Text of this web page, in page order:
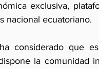
exclusiva,
nacional ecuatoriano.
considerado que
la comunidad